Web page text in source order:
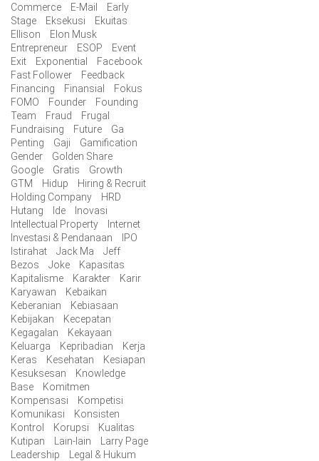
Commerce
E-Mail
Early
Stage
Eksekusi
Ekuitas
Ellison
Elon Musk
Entrepreneur
ESOP
Event
Exit
Exponential
Facebook
Fast Follower
Feedback
Financing
Finansial
Fokus
FOMO
Founder
Founding
Team
Fraud
Frugal
Fundraising
Future
Ga
Penting
Gaji
Gamification
Gender
Golden Share
Google
Gratis
Growth
GTM
Hidup
Hiring & Recruit
Holding Company
HRD
Hutang
Ide
Inovasi
Intellectual Property
Internet
Investasi & Pendanaan
IPO
Istirahat
Jack Ma
Jeff
Bezos
Joke
Kapasitas
Kapitalisme
Karakter
Karir
Karyawan
Kebaikan
Keberanian
Kebiasaan
Kebijakan
Kecepatan
Kegagalan
Kekayaan
Keluarga
Kepribadian
Kerja
Keras
Kesehatan
Kesiapan
Kesuksesan
Knowledge
Base
Komitmen
Kompensasi
Kompetisi
Komunikasi
Konsisten
Kontrol
Korupsi
Kualitas
Kutipan
Lain-lain
Larry Page
Leadership
Legal & Hukum